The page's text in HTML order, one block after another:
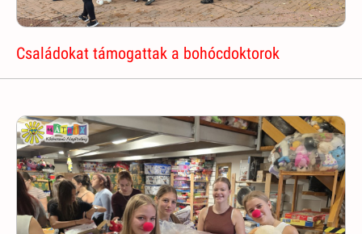
Családokat támogattak a bohócdoktorok